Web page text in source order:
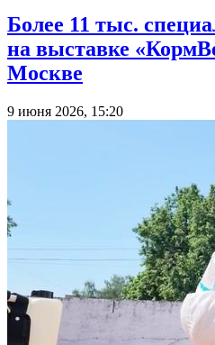
Более 11 тыс.
на выставке
Москве
9 июня 2026, 15:20